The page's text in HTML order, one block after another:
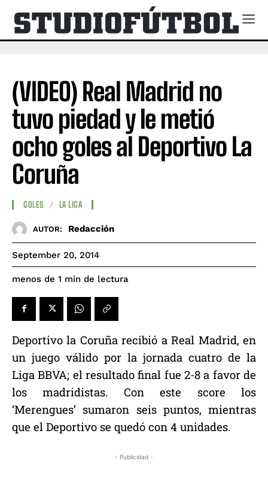
(VIDEO) Real Madrid no
tuvo piedad y le metió
ocho goles al Deportivo La
Coruña
GOLES LA LIGA
AUTOR: Redacción
September 20, 2014
menos de 1 min de lectura
Deportivo la Coruña recibió a Real Madrid, en
un juego válido por la jornada cuatro de la
Liga BBVA; el resultado final fue 2-8 a favor de
los madridistas. Con este score los
‘Merengues’ sumaron seis puntos, mientras
que el Deportivo se quedó con 4 unidades.
- Publicidad -